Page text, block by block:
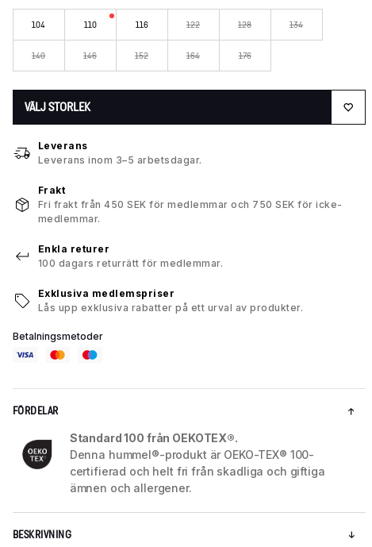
104 110 116 122 128 134
140 146 152 164 176
VÄLJ STORLEK
Leverans
Leverans inom 3–5 arbetsdagar.
Frakt
Fri frakt från 450 SEK för medlemmar och 750 SEK för icke-
medlemmar.
Enkla returer
100 dagars returrätt för medlemmar.
Exklusiva medlemspriser
Lås upp exklusiva rabatter på ett urval av produkter.
Betalningsmetoder
FÖRDELAR
Standard 100 från OEKOTEX®.
Denna hummel®-produkt är OEKO-TEX® 100-
certifierad och helt fri från skadliga och giftiga
ämnen och allergener.
BESKRIVNING